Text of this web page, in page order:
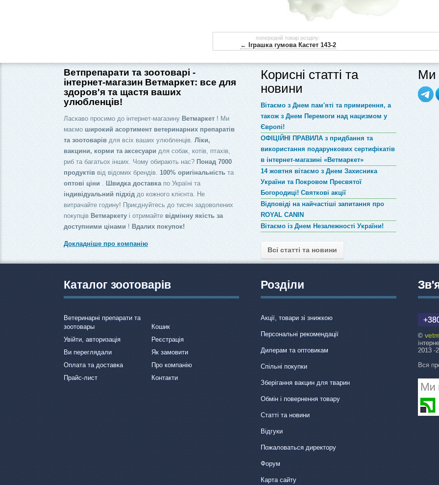
попередній товар розділу:
← Іграшка гумова Кастет 143-2
Ветпрепарати та зоотоварі -
інтернет-магазин Ветмаркет: все для
здоров'я та щастя ваших
улюбленців!
Ласкаво просимо до інтернет-магазину Ветмаркет ! Ми
маємоширокий асортимент ветеринарних препаратів
та зоотоварів для всіх ваших улюбленців.Ліки,
вакцини, корми та аксесуаридля собак, котів, птахів,
риб та багатьох інших. Чому обирають нас? Понад 7000
продуктів від відомих брендів.100% оригінальність та
оптові ціни. Швидка доставкапо Україні та
індивідуальний підхід до кожного клієнта. Не
витрачайте годину! Приєднуйтесь до тисяч задоволених
покупців Ветмаркетуі отримайте відмінну якість за
доступними цінами ! Вдалих покупок!
Докладніше про компанію
Корисні статті та
новини
Вітаємо з Днем пам'яті та примирення, а
також з Днем Перемоги над нацизмом у
Європі!
ОФІЦІЙНІ ПРАВИЛА з придбання та
використання подарункових сертифікатів
в інтернет-магазині «Ветмаркет»
14 жовтня вітаємо з Днем Захисника
України та Покровом Пресвятої
Богородиці! Святкові акції
Відповіді на найчастіші запитання про
ROYAL CANIN
Вітаємо із Днем Незалежності України!
Всі статті та новини
Ми
Каталог зоотоварів
Ветеринарні препарати та
зоотовары
Кошик
Увійти, авторизація
Реєстрація
Ви переглядали
Як замовити
Оплата та доставка
Про компанію
Прайс-лист
Контакти
Розділи
Акції, товари зі знижкою
Персональні рекомендації
Дилерам та оптовикам
Спільні покупки
Зберігання вакцин для тварин
Обмін і повернення товару
Статті та новини
Відгуки
Пожаловаться директору
Форум
Карта сайту
©
2013 -
Вся